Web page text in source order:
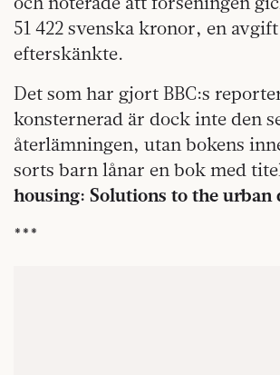
51 422 svenska kronor, en
efterskänkte.
Det som har gjort BBC:s
konsternerad är dock inte den
återlämningen, utan bokens
sorts barn lånar en bok med
housing: Solutions to the urban
***